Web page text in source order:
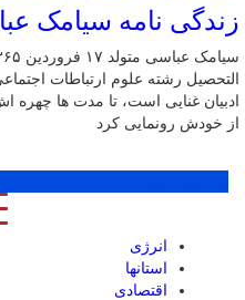
زندگی نامه سیامک
التحصیل رشته علوم ارتباطات
ادبیان غنایی است، تا مدت ها چهره
از خودش رونمایی کرد
انرژی
استانها
اقتصادی